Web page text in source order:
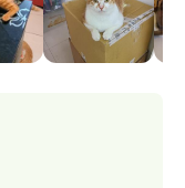
公寓，貓咪平時在我
菌），107年年初當
今，107年11月我曾
出國），108年過年期
隻未睜眼的奶貓，一
我家玩，在中途及寄